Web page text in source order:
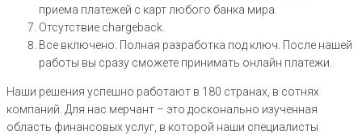
приема платежей с карт любого банка мира.
Отсутствие chargeback.
Все включено. Полная разработка под ключ. После нашей
работы вы сразу сможете принимать онлайн платежи.
Наши решения успешно работают в 180 странах, в сотнях
компаний. Для нас мерчант – это досконально изученная
область финансовых услуг, в которой наши специалисты